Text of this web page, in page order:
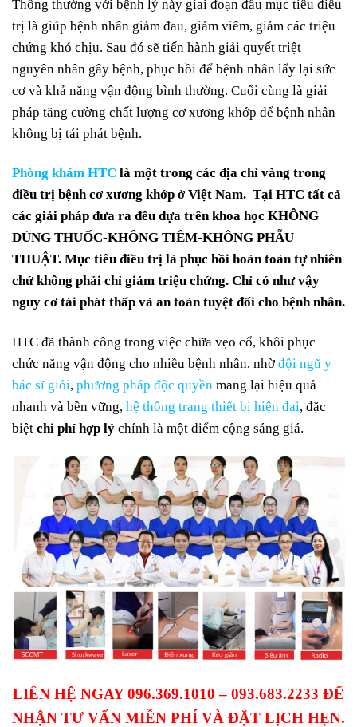
Thông thường với bệnh lý này giai đoạn đầu mục tiêu điều
trị là giúp bệnh nhân giảm đau, giảm viêm, giảm các triệu
chứng khó chịu. Sau đó sẽ tiến hành giải quyết triệt
nguyên nhân gây bệnh, phục hồi để bệnh nhân lấy lại sức
cơ và khả năng vận động bình thường. Cuối cùng là giải
pháp tăng cường chất lượng cơ xương khớp để bệnh nhân
không bị tái phát bệnh.
Phòng khám HTC là một trong các địa chỉ vàng trong
điều trị bệnh cơ xương khớp ở Việt Nam. Tại HTC tất cả
các giải pháp đưa ra đều dựa trên khoa học KHÔNG
DÙNG THUỐC-KHÔNG TIÊM-KHÔNG PHẪU
THUẬT. Mục tiêu điều trị là phục hồi hoàn toàn tự nhiên
chứ không phải chỉ giảm triệu chứng. Chỉ có như vậy
nguy cơ tái phát thấp và an toàn tuyệt đối cho bệnh nhân.
HTC đã thành công trong việc chữa vẹo cổ, khôi phục
chức năng vận động cho nhiều bệnh nhân, nhờđội ngũ y
bác sĩ giỏi, phương pháp độc quyền mang lại hiệu quả
nhanh và bền vững, hệ thống trang thiết bị hiện đại, đặc
biệt chi phí hợp lý chính là một điểm cộng sáng giá.
LIÊN HỆ NGAY 096.369.1010 – 093.683.2233 ĐỂ
NHẬN TƯ VẤN MIỄN PHÍ VÀ ĐẶT LỊCH HẸN.